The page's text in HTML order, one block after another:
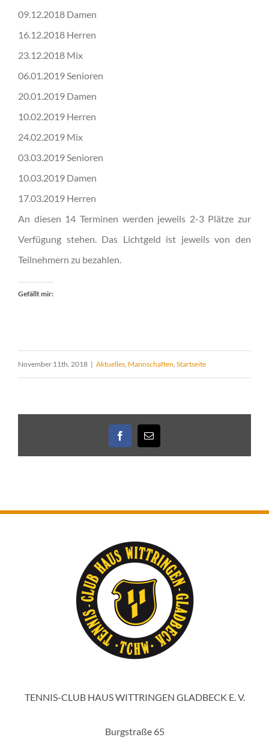
09.12.2018 Damen
16.12.2018 Herren
23.12.2018 Mix
06.01.2019 Senioren
20.01.2019 Damen
10.02.2019 Herren
24.02.2019 Mix
03.03.2019 Senioren
10.03.2019 Damen
17.03.2019 Herren
An diesen 14 Terminen werden jeweils 2-3 Plätze zur
Verfügung stehen. Das Lichtgeld ist jeweils von den
Teilnehmern zu bezahlen.
Gefällt mir:
November 11th. 2018 | Aktuelles, Mannschaften, Startseite
Facebook
E-
Mail
TENNIS-CLUB HAUS WITTRINGEN GLADBECK E. V.
Burgstraße 65